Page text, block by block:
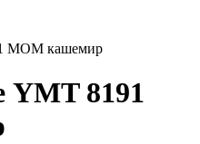
МОМ кашемир
YMT 8191